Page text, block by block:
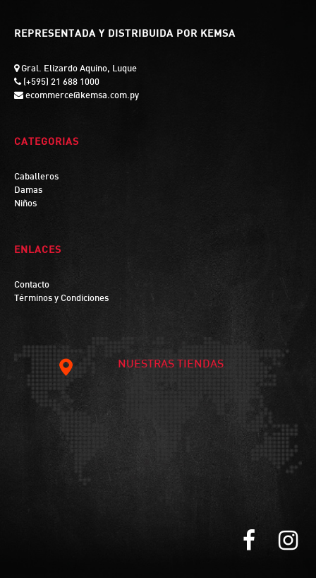
REPRESENTADA Y DISTRIBUIDA POR KEMSA
Gral. Elizardo Aquino, Luque
(+595) 21 688 1000
ecommerce@kemsa.com.py
CATEGORIAS
Caballeros
Damas
Niños
ENLACES
Contacto
Términos y Condiciones
NUESTRAS TIENDAS